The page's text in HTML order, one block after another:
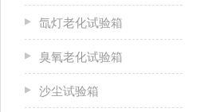
氙灯老化试验箱
臭氧老化试验箱
沙尘试验箱